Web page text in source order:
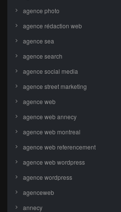
agence photo
agence rédaction web
agence sea
agence search
agence social media
agence street marketing
agence web
agence web annecy
agence web montreal
agence web referencement
agence web wordpress
agence wordpress
agenceweb
annecy